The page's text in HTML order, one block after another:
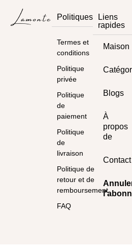
Politiques
Termes et
conditions
Politique
privée
Politique
de
paiement
Politique
de
livraison
Politique de
retour et de
remboursement
FAQ
Liens
rapides
Maison
Blogs
À
propos
de
Contact